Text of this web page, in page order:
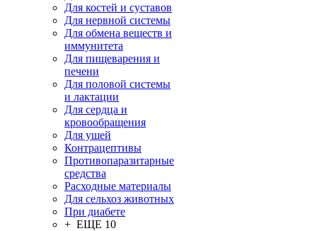
Для костей и суставов
Для нервной системы
Для обмена веществ и
иммунитета
Для пищеварения и
печени
Для половой системы
и лактации
Для сердца и
кровообращения
Для ушей
Контрацептивы
Противопаразитарные
средства
Расходные материалы
Для сельхоз животных
При диабете
+ ЕЩЕ 10